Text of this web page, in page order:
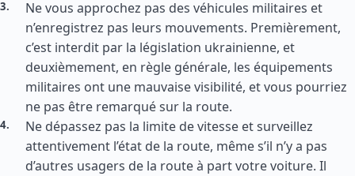
Ne vous approchez pas des véhicules militaires et
n’enregistrez pas leurs mouvements. Premièrement,
c’est interdit par la législation ukrainienne, et
deuxièmement, en règle générale, les équipements
militaires ont une mauvaise visibilité, et vous pourriez
ne pas être remarqué sur la route.
Ne dépassez pas la limite de vitesse et surveillez
attentivement l’état de la route, même s’il n’y a pas
d’autres usagers de la route à part votre voiture. Il